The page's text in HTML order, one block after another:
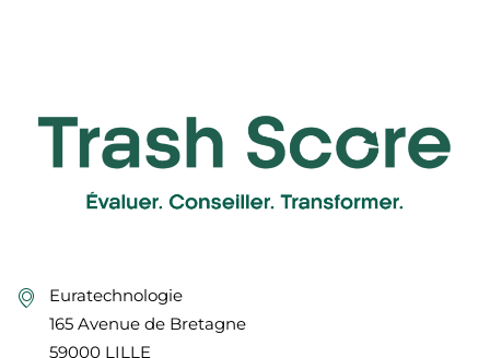
Euratechnologie
165 Avenue de Bretagne
59000 LILLE